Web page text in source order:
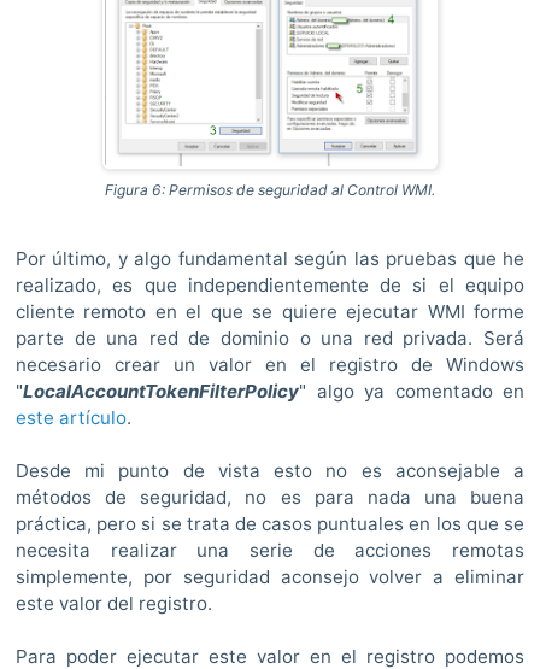
Figura 6: Permisos de seguridad al Control WMI.
Por último, y algo fundamental según las pruebas que he
realizado, es que independientemente de si el equipo
cliente remoto en el que se quiere ejecutar WMI forme
parte de una red de dominio o una red privada. Será
necesario crear un valor en el registro de Windows
"LocalAccountTokenFilterPolicy" algo ya comentado en
este artículo.
Desde mi punto de vista esto no es aconsejable a
métodos de seguridad, no es para nada una buena
práctica, pero si se trata de casos puntuales en los que se
necesita realizar una serie de acciones remotas
simplemente, por seguridad aconsejo volver a eliminar
este valor del registro.
Para poder ejecutar este valor en el registro podemos